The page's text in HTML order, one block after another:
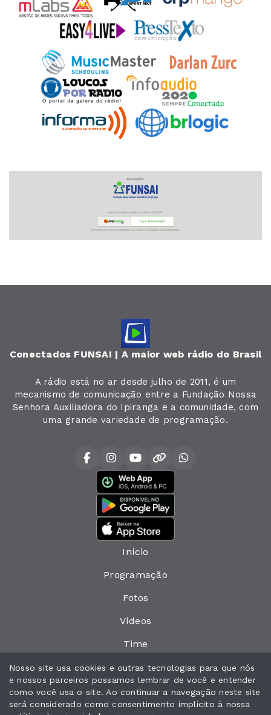
Conectados FUNSAI | A maior web rádio do Brasil
A rádio está no ar desde julho de 2011, é um
mecanismo de comunicação entre a Fundação Nossa
Senhora Auxiliadora do Ipiranga e a comunidade, com
uma grande variedade de programação.
Início
Programação
Fotos
Vídeos
Time
Política de privacidade
Interno
Nosso site usa cookies e outras tecnologias para que nós
e nossos parceiros possamos lembrar de você e entender
como você usa o site. Ao continuar a navegação neste site
será considerado como consentimento implícito à nossa